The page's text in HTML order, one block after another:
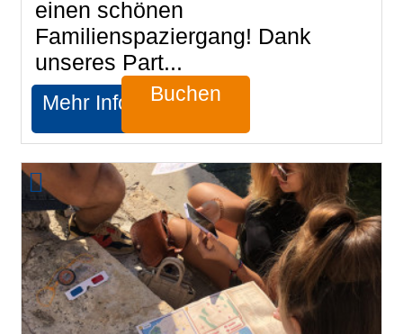
einen schönen
Familienspaziergang! Dank
unseres Part...
Mehr Infos Buchen